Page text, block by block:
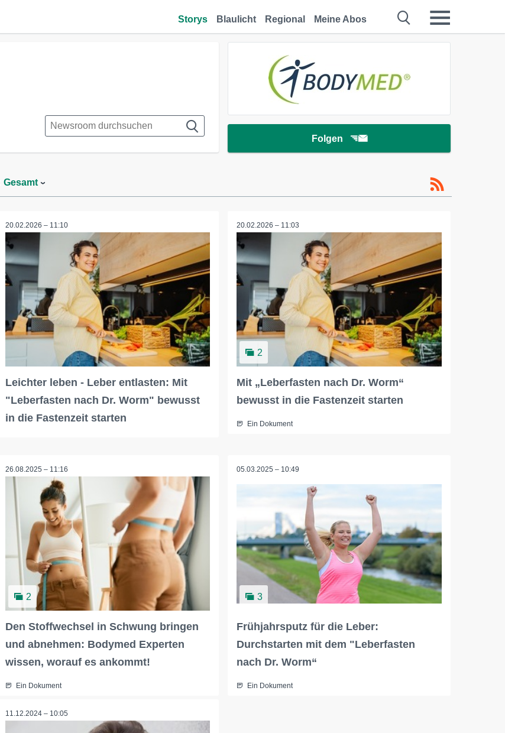
Storys Blaulicht Regional Meine Abos
Folgen
Gesamt
20.02.2026 – 11:10
Leichter leben - Leber entlasten: Mit
"Leberfasten nach Dr. Worm" bewusst
in die Fastenzeit starten
20.02.2026 – 11:03
2
Mit „Leberfasten nach Dr. Worm“
bewusst in die Fastenzeit starten
Ein Dokument
26.08.2025 – 11:16
2
Den Stoffwechsel in Schwung bringen
und abnehmen: Bodymed Experten
wissen, worauf es ankommt!
Ein Dokument
05.03.2025 – 10:49
3
Frühjahrsputz für die Leber:
Durchstarten mit dem "Leberfasten
nach Dr. Worm“
Ein Dokument
11.12.2024 – 10:05